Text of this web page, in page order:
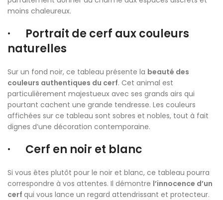
moins chaleureux.
· Portrait de cerf aux couleurs
naturelles
Sur un fond noir, ce tableau présente la beauté des
couleurs authentiques du cerf. Cet animal est
particulièrement majestueux avec ses grands airs qui
pourtant cachent une grande tendresse. Les couleurs
affichées sur ce tableau sont sobres et nobles, tout à fait
dignes d’une décoration contemporaine.
· Cerf en noir et blanc
Si vous êtes plutôt pour le noir et blanc, ce tableau pourra
correspondre à vos attentes. Il démontre l’innocence d’un
cerf qui vous lance un regard attendrissant et protecteur.